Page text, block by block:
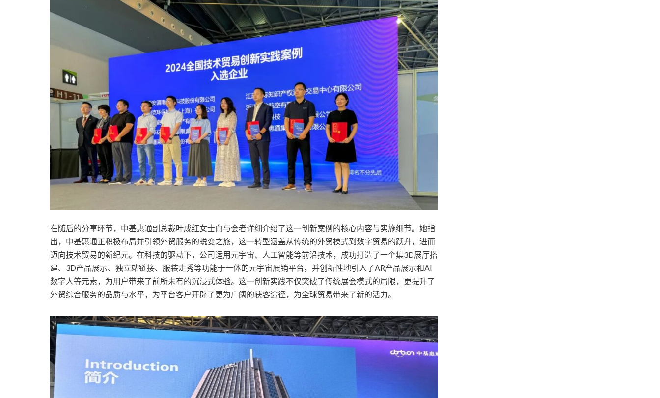
在随后的分享环节，中基惠通副总裁叶成红女士向与会者详细介绍了这一创新案例的核心内容与实施细节。她指
出，中基惠通正积极布局并引领外贸服务的蜕变之旅，这一转型涵盖从传统的外贸模式到数字贸易的跃升，进而
迈向技术贸易的新纪元。在科技的驱动下，公司运用元宇宙、人工智能等前沿技术，成功打造了一个集3D展厅搭
建、3D产品展示、独立站链接、服装走秀等功能于一体的元宇宙展销平台，并创新性地引入了AR产品展示和AI
数字人等元素，为用户带来了前所未有的沉浸式体验。这一创新实践不仅突破了传统展会模式的局限，更提升了
外贸综合服务的品质与水平，为平台客户开辟了更为广阔的获客途径，为全球贸易带来了新的活力。